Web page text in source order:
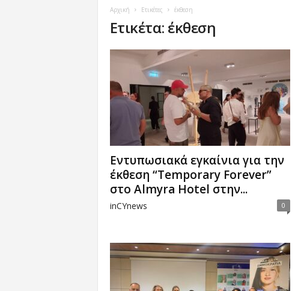
Αρχική Ετικέτες έκθεση
Ετικέτα: έκθεση
Εντυπωσιακά εγκαίνια για την
έκθεση “Temporary Forever”
στο Almyra Hotel στην...
inCYnews 0